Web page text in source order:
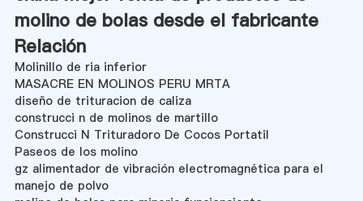
molino de bolas desde el fabricante
Relación
Molinillo de ria inferior
MASACRE EN MOLINOS PERU MRTA
diseño de trituracion de caliza
construcci n de molinos de martillo
Construcci N Trituradoro De Cocos Portatil
Paseos de los molino
gz alimentador de vibración electromagnética para el
manejo de polvo